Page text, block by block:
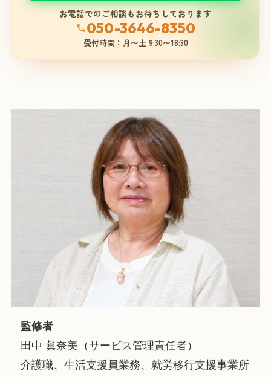
お電話でのご相談もお待ちしております
050-3646-8350
受付時間：月〜土 9:30〜18:30
監修者
田中 眞奈美（サービス管理責任者）
介護職、生活支援員業務、就労移行支援事業所